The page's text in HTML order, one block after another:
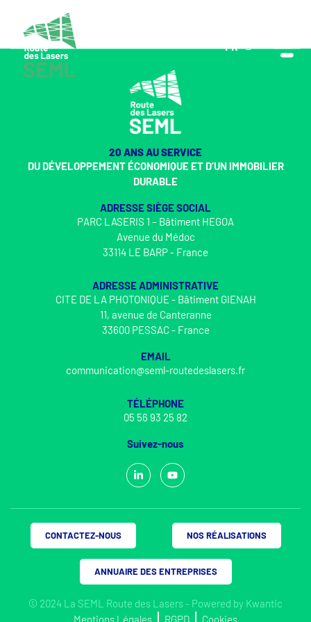
FR
EN
20 ANS AU SERVICE
DU DÉVELOPPEMENT ÉCONOMIQUE ET D’UN IMMOBILIER
DURABLE
ADRESSE SIÈGE SOCIAL
PARC LASERIS 1 – Bâtiment HEGOA
Avenue du Médoc
33114 LE BARP - France
ADRESSE ADMINISTRATIVE
CITE DE LA PHOTONIQUE - Bâtiment GIENAH
11, avenue de Canteranne
33600 PESSAC - France
EMAIL
communication@seml-routedeslasers.fr
TÉLÉPHONE
05 56 93 25 82
Suivez-nous
© 2024 La SEML Route des Lasers - Powered by Kwantic
Mentions Légales
RGPD Cookies
CONTACTEZ-NOUS NOS RÉALISATIONS
ANNUAIRE DES ENTREPRISES